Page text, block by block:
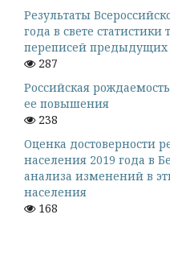
Результаты
года в свете
переписей предыдущих
287
Российская
ее повышения
238
Оценка достоверности
населения 2019 года в
анализа изменений в
населения
168